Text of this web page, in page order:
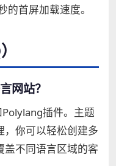
首屏加载速度。
网站？
插件。主题
，你可以轻松创建多
不同语言区域的客